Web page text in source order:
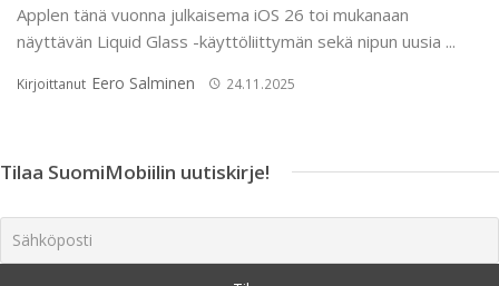
Applen tänä vuonna julkaisema iOS 26 toi mukanaan
näyttävän Liquid Glass -käyttöliittymän sekä nipun uusia ...
Kirjoittanut Eero Salminen 24.11.2025
Tilaa SuomiMobiilin uutiskirje!